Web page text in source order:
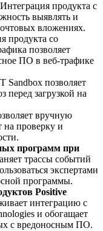
Интеграция продукта с
выявлять и
вложениях.
продукта со
позволяет
ПО в веб-трафике
Sandbox позволяет
перед загрузкой на
вручную
на проверку и
программ при
трассы событий
экспертами
программы.
Positive
интеграцию с
и обогащает
с вредоносным ПО.